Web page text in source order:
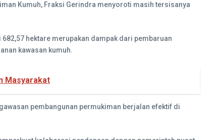
Kumuh, Fraksi Gerindra menyoroti masih tersisanya
hektare merupakan dampak dari pembaruan
kawasan kumuh.
Masyarakat
pembangunan permukiman berjalan efektif di